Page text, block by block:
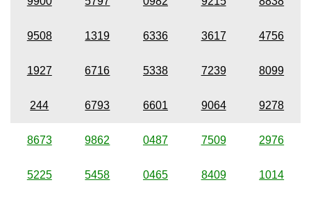
9508 1319 6336 3617 4756
1927 6716 5338 7239 8099
244 6793 6601 9064 9278
8673 9862 0487 7509 2976
5225 5458 0465 8409 1014